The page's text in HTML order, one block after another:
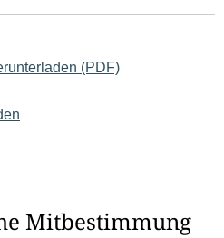
(PDF)
Mitbestimmung